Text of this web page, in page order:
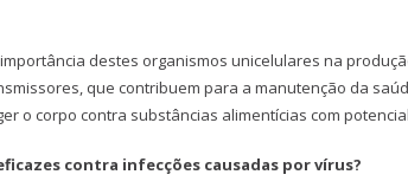
destes organismos unicelulares na
que contribuem para a manutenção da
o corpo contra substâncias alimentícias com
contra infecções causadas por vírus?